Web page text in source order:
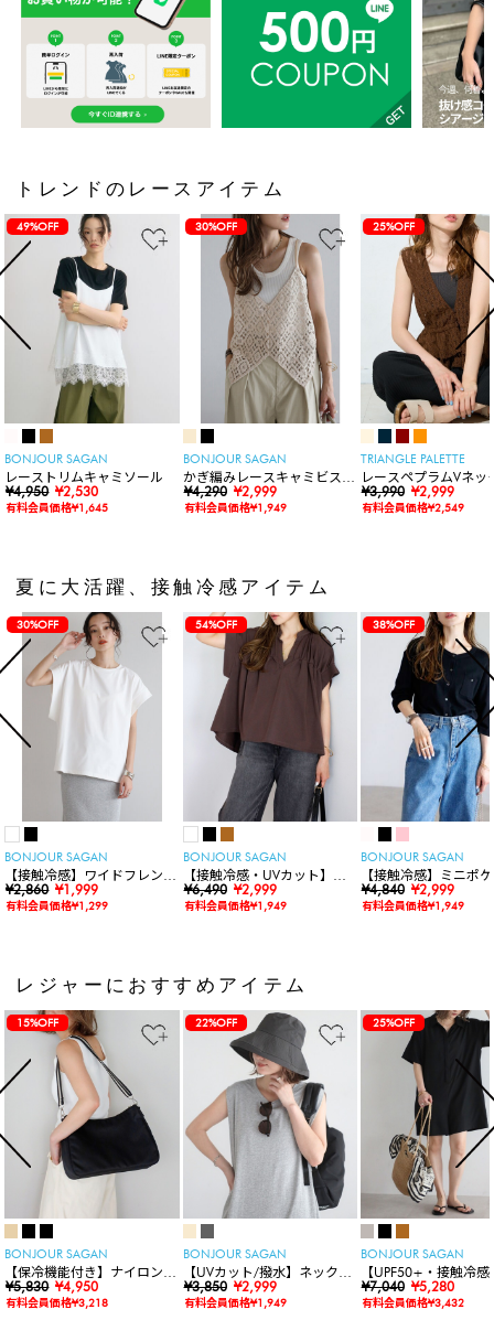
トレンドのレースアイテム
49%OFF
BONJOUR SAGAN
レーストリムキャミソール
¥4,950 ¥2,530
有料会員価格¥1,645
30%OFF
BONJOUR SAGAN
かぎ編みレースキャミビスチ
ェ
¥4,290 ¥2,999
有料会員価格¥1,949
25%OFF
TRIANGLE PALETTE
レースペプラムVネッ
ト
¥3,990 ¥2,999
有料会員価格¥2,549
夏に大活躍、接触冷感アイテム
30%OFF
BONJOUR SAGAN
【接触冷感】ワイドフレンチ
スリーブTシャツ
¥2,860 ¥1,999
有料会員価格¥1,299
54%OFF
BONJOUR SAGAN
【接触冷感・UVカット】シ
ャーリングスキッパートップ
ス
¥6,490 ¥2,999
有料会員価格¥1,949
38%OFF
BONJOUR SAGAN
【接触冷感】ミニポ
袖ニットカーディガン
¥4,840 ¥2,999
有料会員価格¥1,949
レジャーにおすすめアイテム
15%OFF
BONJOUR SAGAN
【保冷機能付き】ナイロンシ
ョルダーバッグ
¥5,830 ¥4,950
有料会員価格¥3,218
22%OFF
BONJOUR SAGAN
【UVカット/撥水】ネックカ
バー付きワイドリムハット
¥3,850 ¥2,999
有料会員価格¥1,949
25%OFF
BONJOUR SAGAN
【UPF50+・接触冷感
水】【水陸両用】ラ
ードロンパース
¥7,040 ¥5,280
有料会員価格¥3,432